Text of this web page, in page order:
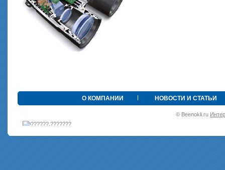
О КОМПАНИИ НОВОСТИ И СТАТЬИ
© Beenokli.ru
•